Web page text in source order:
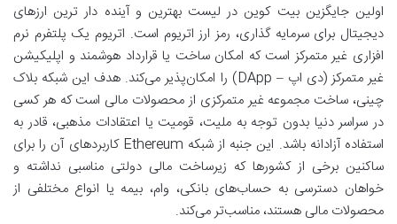
اولین جایگزین بیت کوین در لیست بهترین و آینده دار ترین ارزهای
دیجیتال برای سرمایه گذاری، رمز ارز اتریوم است. اتریوم یک پلتفرم نرم
افزاری غیر متمرکز است که امکان ساخت یا قرارداد هوشمند و اپلیکیشن
غیر متمرکز (دی اپ – DApp) را امکان‌پذیر می‌کند. هدف این شبکه بلاک
چینی، ساخت مجموعه غیر متمرکزی از محصولات مالی است که هر کسی
در سراسر دنیا بدون توجه به ملیت، قومیت یا اعتقادات مذهبی، قادر به
استفاده آزادانه باشد. این جنبه از شبکه Ethereum کاربردهای آن را برای
ساکنین برخی از کشورها که زیرساخت مالی دولتی مناسبی نداشته و
خواهان دسترسی به حساب‌های بانکی، وام، بیمه یا انواع مختلفی از
محصولات مالی هستند، مناسب‌تر می‌کند.